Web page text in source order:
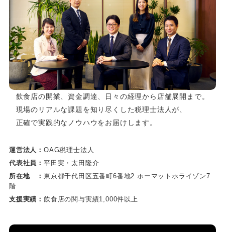
飲食店の開業、資金調達、日々の経理から店舗展開まで。
現場のリアルな課題を知り尽くした税理士法人が、
正確で実践的なノウハウをお届けします。
運営法人： OAG税理士法人
代表社員： 平田実・太田隆介
所在地 ： 東京都千代田区五番町6番地2 ホーマットホライゾン7
階
支援実績： 飲食店の関与実績1,000件以上